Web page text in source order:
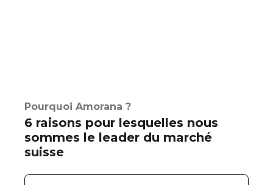
Pourquoi Amorana ?
6 raisons pour lesquelles nous
sommes le leader du marché
suisse